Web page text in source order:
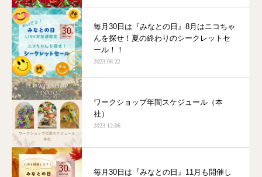
毎月30日は『みなとの日』8月はニコちゃ
んを探せ！夏の終わりのシークレットセ
ール！！
2023.08.22
ワークショップ年間スケジュール（本
社）
2023.12.06
毎月30日は『みなとの日』11月も開催し